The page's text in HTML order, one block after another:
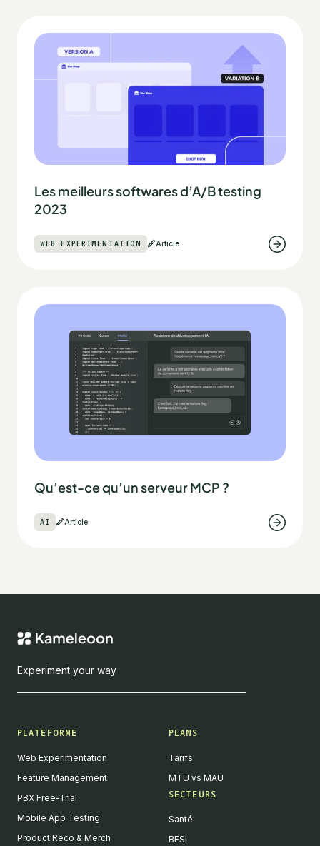
Les meilleurs softwares d’A/B testing
2023
WEB EXPERIMENTATION Article
Qu’est-ce qu’un serveur MCP ?
AI Article
Experiment your way
PLATEFORME
Web Experimentation
Feature Management
PBX Free-Trial
Mobile App Testing
Product Reco & Merch
PLANS
Tarifs
MTU vs MAU
SECTEURS
Santé
BFSI